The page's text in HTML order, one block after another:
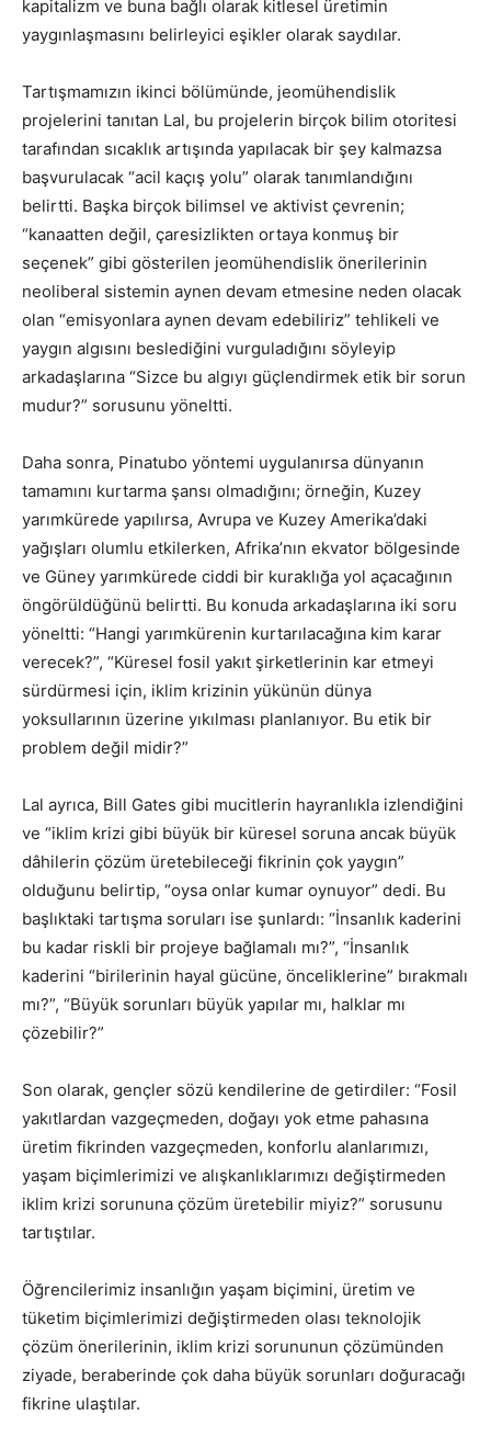
kapitalizm ve buna bağlı olarak kitlesel üretimin
yaygınlaşmasını belirleyici eşikler olarak saydılar.
Tartışmamızın ikinci bölümünde, jeomühendislik
projelerini tanıtan Lal, bu projelerin birçok bilim otoritesi
tarafından sıcaklık artışında yapılacak bir şey kalmazsa
başvurulacak “acil kaçış yolu” olarak tanımlandığını
belirtti. Başka birçok bilimsel ve aktivist çevrenin;
“kanaatten değil, çaresizlikten ortaya konmuş bir
seçenek” gibi gösterilen jeomühendislik önerilerinin
neoliberal sistemin aynen devam etmesine neden olacak
olan “emisyonlara aynen devam edebiliriz” tehlikeli ve
yaygın algısını beslediğini vurguladığını söyleyip
arkadaşlarına “Sizce bu algıyı güçlendirmek etik bir sorun
mudur?” sorusunu yöneltti.
Daha sonra, Pinatubo yöntemi uygulanırsa dünyanın
tamamını kurtarma şansı olmadığını; örneğin, Kuzey
yarımkürede yapılırsa, Avrupa ve Kuzey Amerika’daki
yağışları olumlu etkilerken, Afrika’nın ekvator bölgesinde
ve Güney yarımkürede ciddi bir kuraklığa yol açacağının
öngörüldüğünü belirtti. Bu konuda arkadaşlarına iki soru
yöneltti: “Hangi yarımkürenin kurtarılacağına kim karar
verecek?”, “Küresel fosil yakıt şirketlerinin kar etmeyi
sürdürmesi için, iklim krizinin yükünün dünya
yoksullarının üzerine yıkılması planlanıyor. Bu etik bir
problem değil midir?”
Lal ayrıca, Bill Gates gibi mucitlerin hayranlıkla izlendiğini
ve “iklim krizi gibi büyük bir küresel soruna ancak büyük
dâhilerin çözüm üretebileceği fikrinin çok yaygın”
olduğunu belirtip, “oysa onlar kumar oynuyor” dedi. Bu
başlıktaki tartışma soruları ise şunlardı: “İnsanlık kaderini
bu kadar riskli bir projeye bağlamalı mı?”, “İnsanlık
kaderini “birilerinin hayal gücüne, önceliklerine” bırakmalı
mı?”, “Büyük sorunları büyük yapılar mı, halklar mı
çözebilir?”
Son olarak, gençler sözü kendilerine de getirdiler: “Fosil
yakıtlardan vazgeçmeden, doğayı yok etme pahasına
üretim fikrinden vazgeçmeden, konforlu alanlarımızı,
yaşam biçimlerimizi ve alışkanlıklarımızı değiştirmeden
iklim krizi sorununa çözüm üretebilir miyiz?” sorusunu
tartıştılar.
Öğrencilerimiz insanlığın yaşam biçimini, üretim ve
tüketim biçimlerimizi değiştirmeden olası teknolojik
çözüm önerilerinin, iklim krizi sorununun çözümünden
ziyade, beraberinde çok daha büyük sorunları doğuracağı
fikrine ulaştılar.